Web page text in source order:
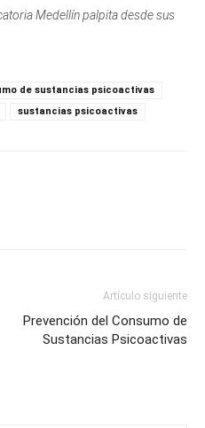
Medellín palpita desde sus
de sustancias psicoactivas
sustancias psicoactivas
Artículo siguiente
Prevención del Consumo de
Sustancias Psicoactivas